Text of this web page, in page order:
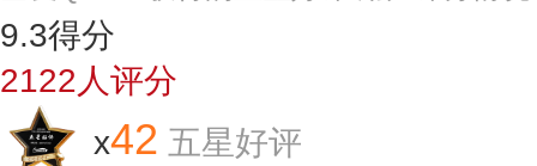
9.3得分
2122人评分
x42 五星好评